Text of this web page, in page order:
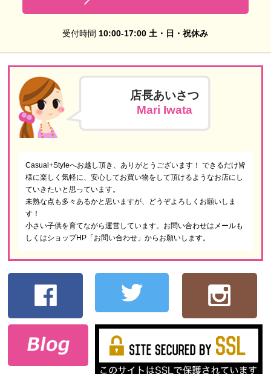
受付時間 10:00-17:00 土・日・祝休み
店長あいさつ
Mari Iwata
Casual+Styleへお越し頂き、ありがとうございます！ できるだけ皆
様に楽しく気軽に、安心してお買い物をして頂けるようなお店にし
ていきたいと思っています。
未熟な点も多々あるかと思いますが、どうぞよろしくお願いしま
す！
小さい子供を育てながら運営しています。お問い合わせはメールも
しくはショップHP「お問い合わせ」からお願いします。